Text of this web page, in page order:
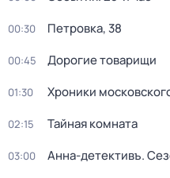
00:30 Петровка, 38
00:45 Дорогие товарищи
01:30 Хроники
02:15 Тайная комната
03:00 Анна-детективъ.